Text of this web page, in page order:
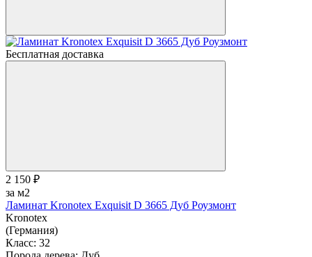
Бесплатная доставка
2 150 ₽
за м2
Ламинат Kronotex Exquisit D 3665 Дуб Роузмонт
Kronotex
(Германия)
Класс: 32